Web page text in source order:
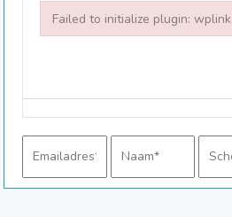
Failed to initialize plugin: wplink
Failed to initialize plugin: wplink